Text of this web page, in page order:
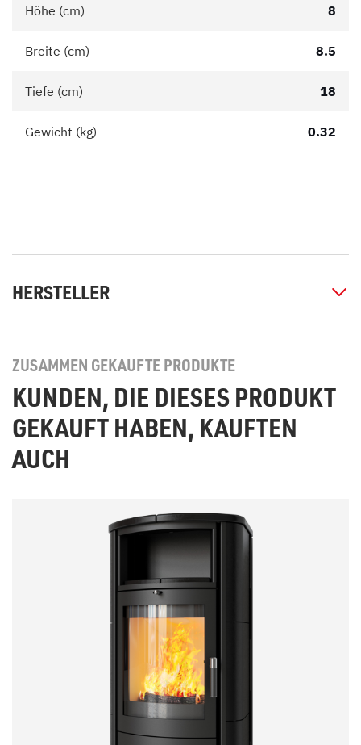
Höhe (cm) 8
Breite (cm) 8.5
Tiefe (cm) 18
Gewicht (kg) 0.32
HERSTELLER
ZUSAMMEN GEKAUFTE PRODUKTE
KUNDEN, DIE DIESES PRODUKT
GEKAUFT HABEN, KAUFTEN
AUCH